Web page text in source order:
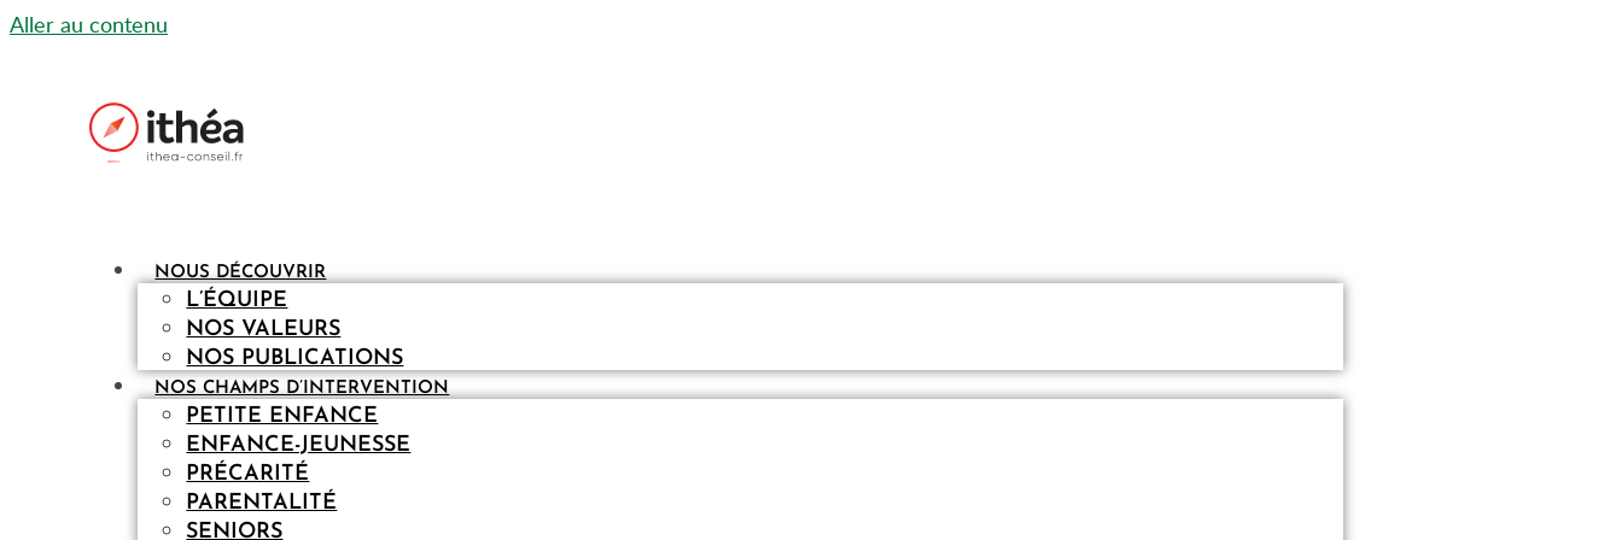
Aller au contenu
NOUS DÉCOUVRIR
L’ÉQUIPE
NOS VALEURS
NOS PUBLICATIONS
NOS CHAMPS D’INTERVENTION
PETITE ENFANCE
ENFANCE-JEUNESSE
PRÉCARITÉ
PARENTALITÉ
SENIORS